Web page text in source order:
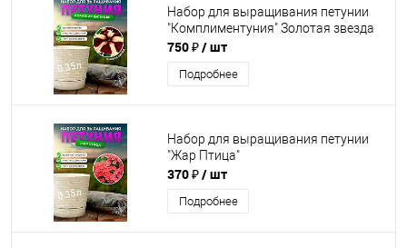
Набор для выращивания петунии
"Комплиментуния" Золотая звезда
750 ₽/ шт
Подробнее
Набор для выращивания петунии
"Жар Птица"
370 ₽/ шт
Подробнее